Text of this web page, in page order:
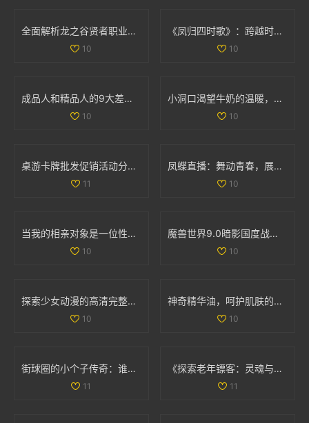
全面解析龙之谷贤者职业加点与武器选择策略
10
《凤归四时歌》：跨越时空的爱情传奇与古风魅力
10
成品人和精品人的9大差异解析，揭示更深层次的发展哲学
10
小洞口渴望牛奶的温暖，满足它的小心愿
10
桌游卡牌批发促销活动分析及产地货源信息介绍
11
凤蝶直播：舞动青春，展现魅力人生的全新平台
10
当我的相亲对象是一位性格强硬的学生时，我该如何应对
10
魔兽世界9.0暗影国度战士职业与专精重磅调优解析
10
探索少女动漫的高清完整版免费观看新选择
10
神奇精华油，呵护肌肤的润泽秘密与使用心得宝典
10
街球圈的小个子传奇：谁才是你心中的篮球顶峰人物
11
《探索老年镖客：灵魂与冒险交织的故事大揭秘》
11